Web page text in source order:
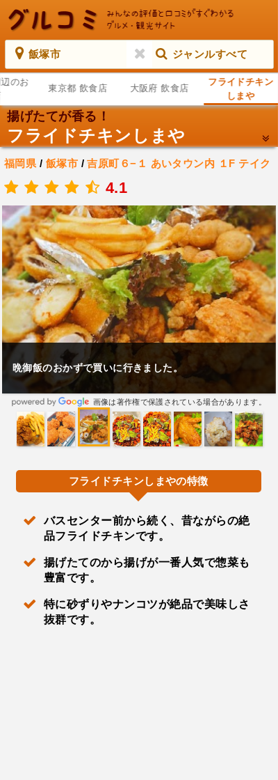
飯塚市 ジャンルすべて
のお
東京都 飲食店 大阪府 飲食店
フライドチキン
しまや
揚げたてが香る！
フライドチキンしまや
福岡県 / 飯塚市 /吉原町６−１ あいタウン内 １F テイク
.
4.1
自分が佐賀で嫁が飯塚出身なので美味い店があると聞き
フライドチキンしまやらさんに伺いました。
画像は著作権で保護されている場合があります。
フライドチキンしまやの特徴
バスセンター前から続く、昔ながらの絶
品フライドチキンです。
揚げたてのから揚げが一番人気で惣菜も
豊富です。
特に砂ずりやナンコツが絶品で美味しさ
抜群です。